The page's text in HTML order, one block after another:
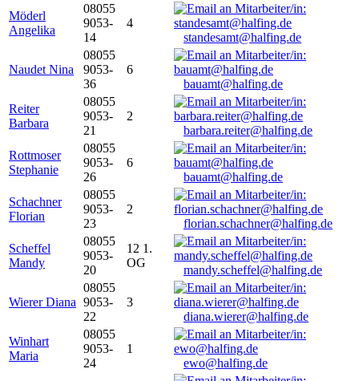
Möderl
Angelika
08055
9053-
14
4
standesamt@halfing.de
Naudet Nina
08055
9053-
36
6
bauamt@halfing.de
Reiter
Barbara
08055
9053-
21
2
barbara.reiter@halfing.de
Rottmoser
Stephanie
08055
9053-
26
6
bauamt@halfing.de
Schachner
Florian
08055
9053-
23
2
florian.schachner@halfing.de
Scheffel
Mandy
08055
9053-
20
12 1.
OG
mandy.scheffel@halfing.de
Wierer Diana
08055
9053-
22
3
diana.wierer@halfing.de
Winhart
Maria
08055
9053-
24
1
ewo@halfing.de